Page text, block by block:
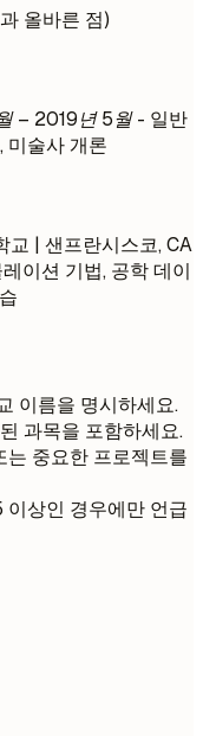
올바른 점)
– 2019년 5월- 일반
미술사 개론
교 | 샌프란시스코, CA
이션 기법, 공학 데이
이름을 명시하세요.
과목을 포함하세요.
는 중요한 프로젝트를
상인 경우에만 언급